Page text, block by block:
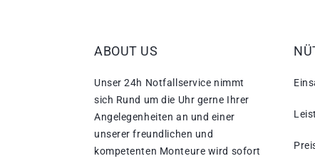
ABOUT US
Unser 24h Notfallservice nimmt
sich Rund um die Uhr gerne Ihrer
Angelegenheiten an und einer
unserer freundlichen und
kompetenten Monteure wird sofort